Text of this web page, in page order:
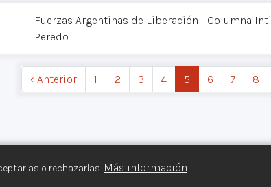
o rechazarlas. Más información
Fuerzas Argentinas de Liberación - Columna Inti
Peredo
‹ Anterior 1 2 3 4 5 6 7 8